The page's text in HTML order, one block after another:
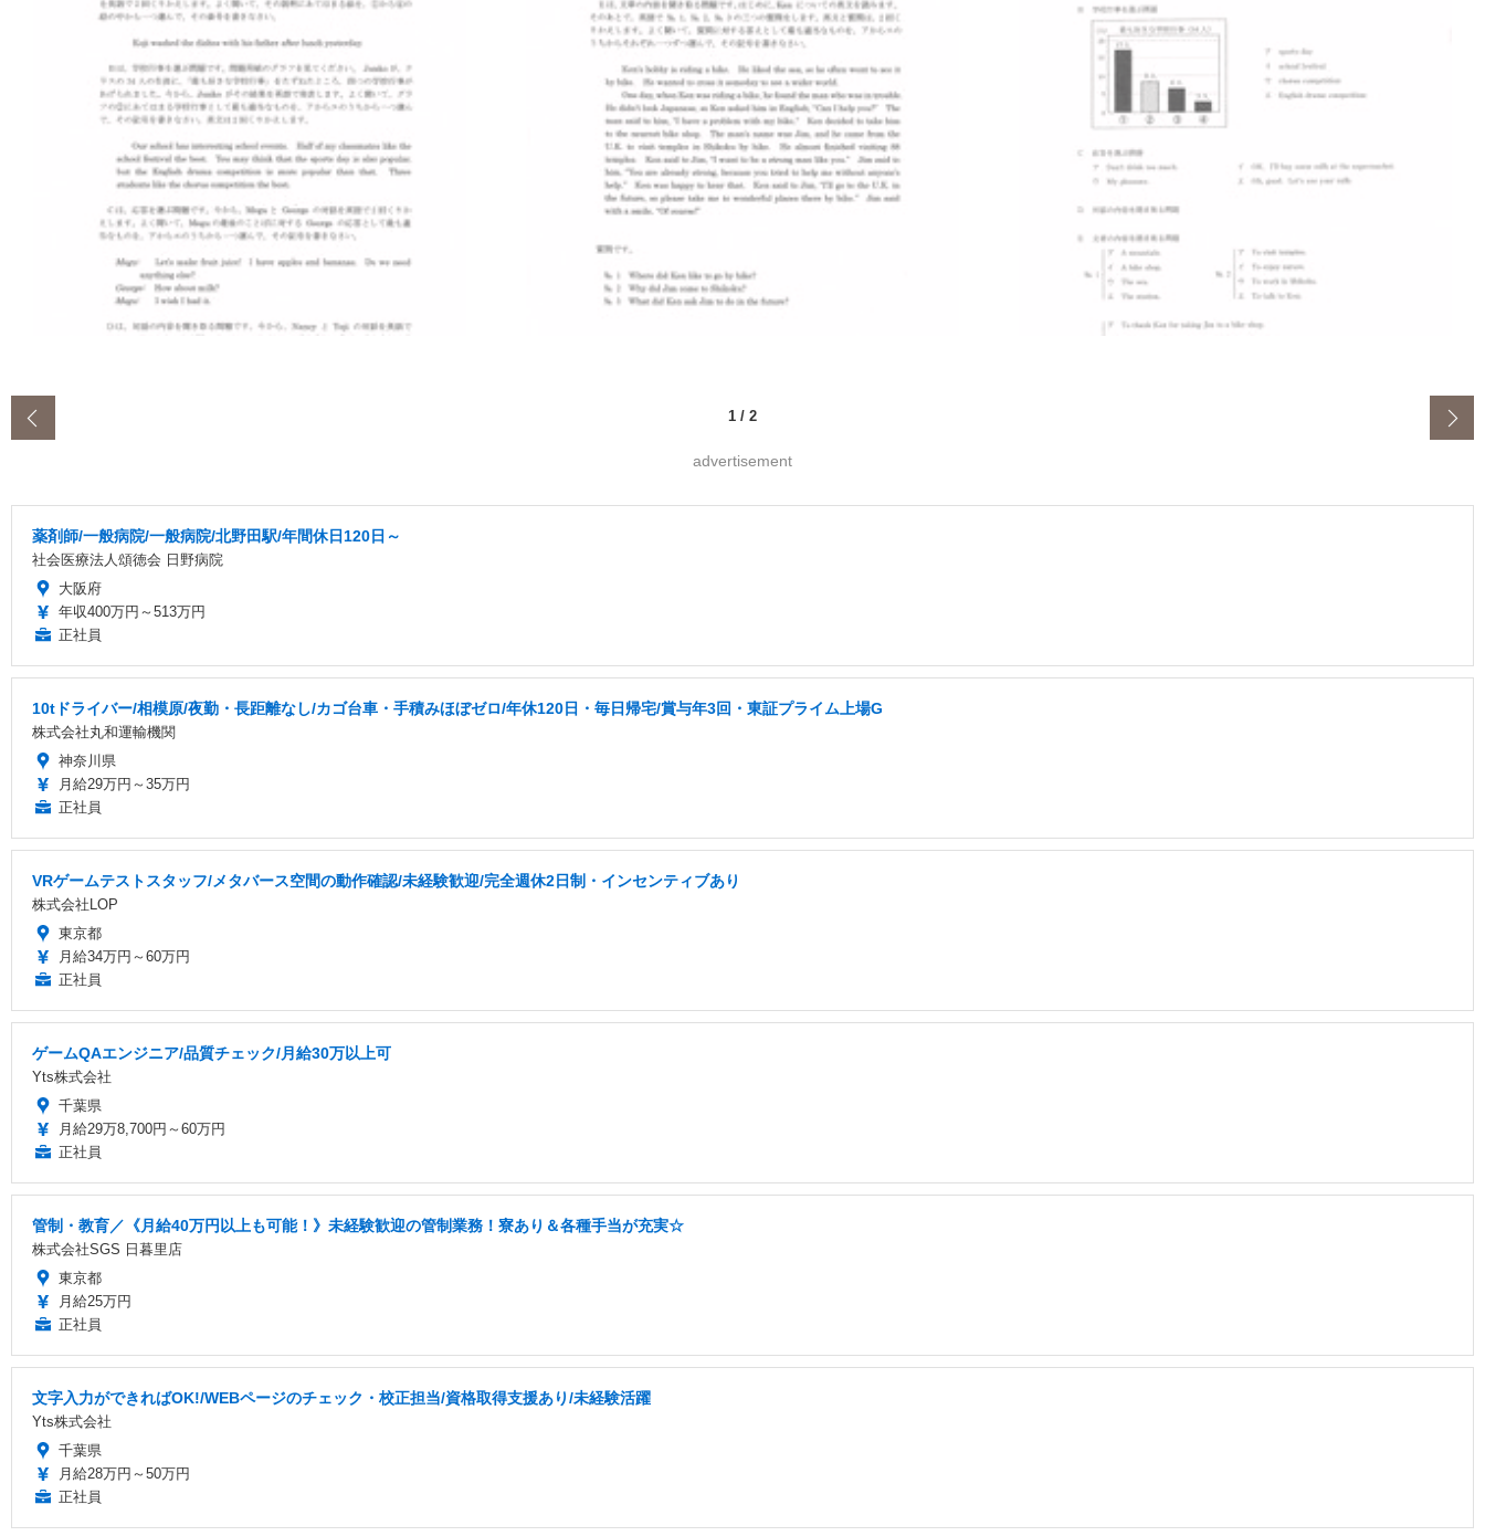
1 / 2
advertisement
薬剤師/一般病院/一般病院/北野田駅/年間休日120日～
社会医療法人頌徳会 日野病院
大阪府
年収400万円～513万円
正社員
10tドライバー/相模原/夜勤・長距離なし/カゴ台車・手積みほぼゼロ/年休120日・毎日帰宅/賞与年3回・東証プライム上場G
株式会社丸和運輸機関
神奈川県
月給29万円～35万円
正社員
VRゲームテストスタッフ/メタバース空間の動作確認/未経験歓迎/完全週休2日制・インセンティブあり
株式会社LOP
東京都
月給34万円～60万円
正社員
ゲームQAエンジニア/品質チェック/月給30万以上可
Yts株式会社
千葉県
月給29万8,700円～60万円
正社員
管制・教育／《月給40万円以上も可能！》未経験歓迎の管制業務！寮あり＆各種手当が充実☆
株式会社SGS 日暮里店
東京都
月給25万円
正社員
文字入力ができればOK!/WEBページのチェック・校正担当/資格取得支援あり/未経験活躍
Yts株式会社
千葉県
月給28万円～50万円
正社員